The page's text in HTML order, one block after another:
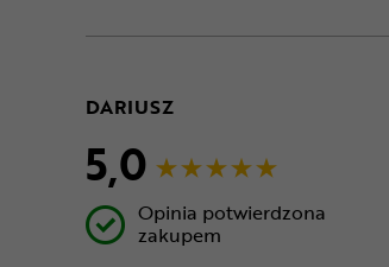
DARIUSZ
5,0
Opinia potwierdzona
zakupem